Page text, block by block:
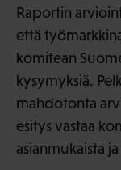
Raportin
että
komitean
kysymyksiä.
mahdotonta
esitys vastaa
asianmukaista